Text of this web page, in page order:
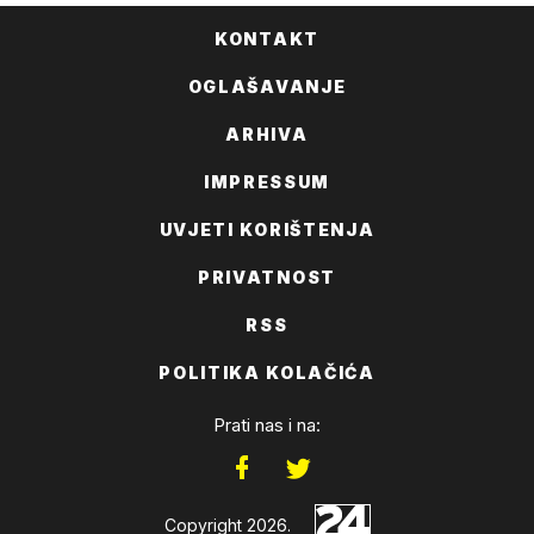
KONTAKT
OGLAŠAVANJE
ARHIVA
IMPRESSUM
UVJETI KORIŠTENJA
PRIVATNOST
RSS
POLITIKA KOLAČIĆA
Prati nas i na:
Copyright 2026.